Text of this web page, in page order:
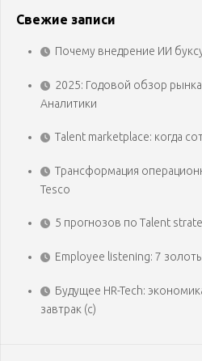
Свежие записи
Почему внедрение ИИ
2025: Годовой обзор рынка
Аналитики
Talent marketplace: когда
Трансформация
Tesco
5 прогнозов по Talent
Employee listening: 7
Будущее HR-Tech:
завтрак (с)